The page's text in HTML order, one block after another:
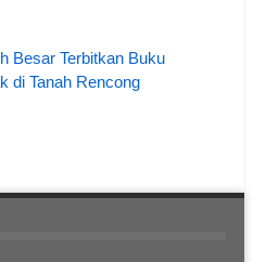
Besar Terbitkan Buku
di Tanah Rencong